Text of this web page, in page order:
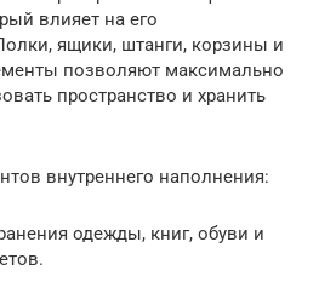
влияет на его
ящики, штанги, корзины и
позволяют максимально
пространство и хранить
внутреннего наполнения:
одежды, книг, обуви и